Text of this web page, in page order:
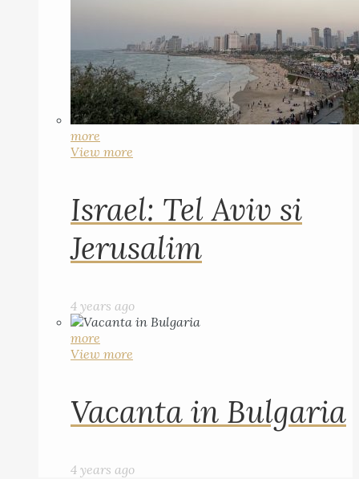
more
View more
Israel: Tel Aviv si
Jerusalim
4 years ago
more
View more
Vacanta in Bulgaria
4 years ago